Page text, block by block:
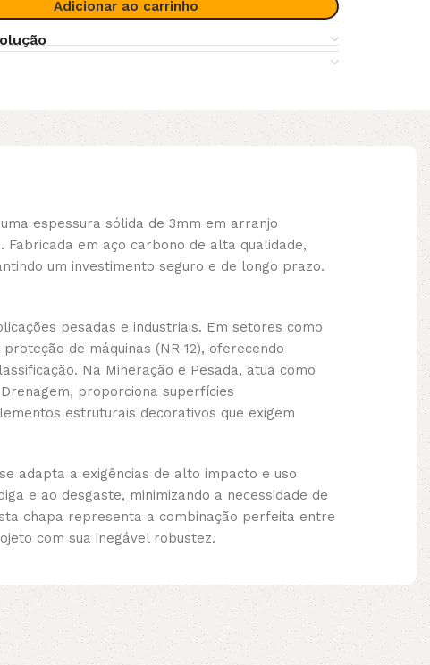
Adicionar ao carrinho
espessura sólida de 3mm em arranjo
em aço carbono de alta qualidade,
um investimento seguro e de longo prazo.
pesadas e industriais. Em setores como
de máquinas (NR-12), oferecendo
Na Mineração e Pesada, atua como
proporciona superfícies
estruturais decorativos que exigem
adapta a exigências de alto impacto e uso
e ao desgaste, minimizando a necessidade de
chapa representa a combinação perfeita entre
com sua inegável robustez.